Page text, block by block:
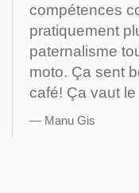
compétences
pratiquement
paternalisme
moto. Ça sent
café! Ça vaut
Manu Gis